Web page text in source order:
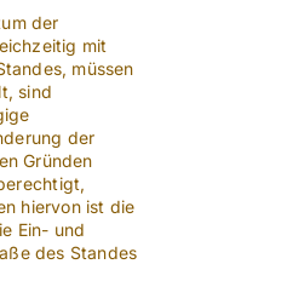
der
mit
müssen
sind
der
Gründen
hiervon ist die
Ein- und
des Standes